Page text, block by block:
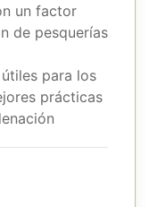
un factor
de pesquerías
para los
prácticas